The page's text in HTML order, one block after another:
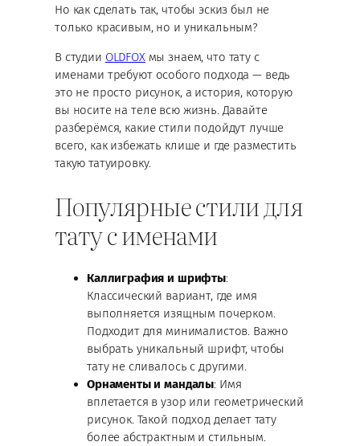
Но как сделать так, чтобы эскиз был не
только красивым, но и уникальным?
В студии OLDFOXмы знаем, что тату с
именами требуют особого подхода — ведь
это не просто рисунок, а история, которую
вы носите на теле всю жизнь. Давайте
разберёмся, какие стили подойдут лучше
всего, как избежать клише и где разместить
такую татуировку.
Популярные стили для
тату с именами
Каллиграфия и шрифты:
Классический вариант, где имя
выполняется изящным почерком.
Подходит для минималистов. Важно
выбрать уникальный шрифт, чтобы
тату не сливалось с другими.
Орнаменты и мандалы: Имя
вплетается в узор или геометрический
рисунок. Такой подход делает тату
более абстрактным и стильным.